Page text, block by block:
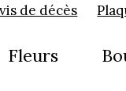
de décès
Fleurs